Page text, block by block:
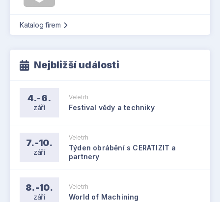
Katalog firem
Nejbližší události
4.-6.
září
Veletrh
Festival vědy a techniky
7.-10.
září
Veletrh
Týden obrábění s CERATIZIT a
partnery
8.-10.
září
Veletrh
World of Machining